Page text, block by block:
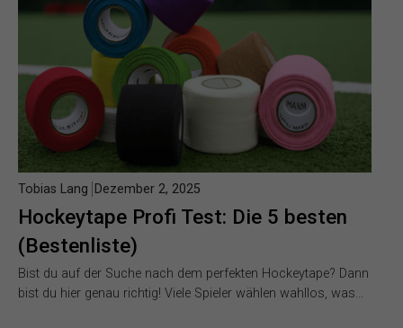
Hockeytape Profi Test: Die 5 besten
(Bestenliste)
Tobias Lang Dezember 2, 2025
Bist du auf der Suche nach dem perfekten Hockeytape? Dann
bist du hier genau richtig! Viele Spieler wählen wahllos, was…